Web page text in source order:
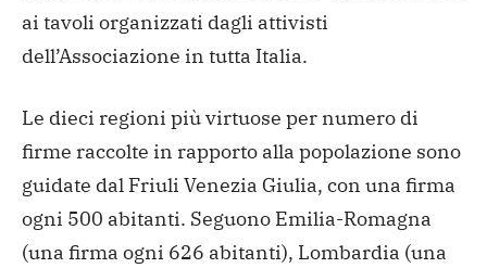
ai tavoli organizzati dagli attivisti
dell’Associazione in tutta Italia.
Le dieci regioni più virtuose per numero di
firme raccolte in rapporto alla popolazione sono
guidate dal Friuli Venezia Giulia, con una firma
ogni 500 abitanti. Seguono Emilia-Romagna
(una firma ogni 626 abitanti), Lombardia (una